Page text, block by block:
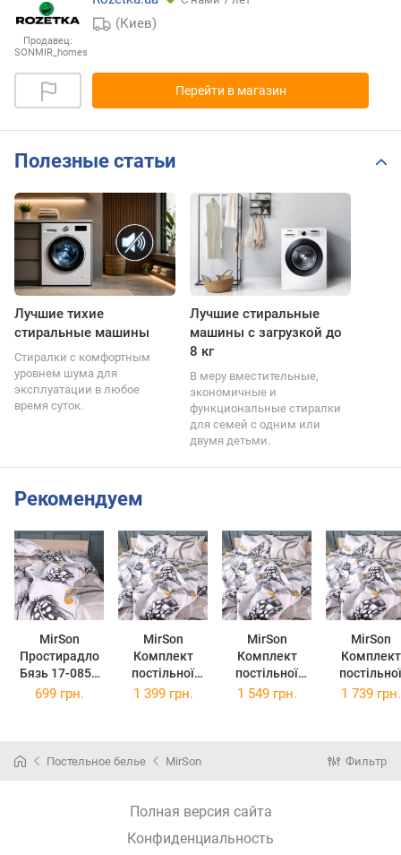
Продавец:
SONMIR_homes
(Киев)
Перейти в магазин
Полезные статьи
Лучшие тихие
стиральные машины
Стиралки с комфортным
уровнем шума для
эксплуатации в любое
время суток.
Лучшие стиральные
машины с загрузкой до
8 кг
В меру вместительные,
экономичные и
функциональные стиралки
для семей с одним или
двумя детьми.
Рекомендуем
MirSon
Простирадло
Бязь 17-0852
Avielle 220 х
MirSon
Комплект
постільної
білизни Бязь
MirSon
Комплект
постільної
білизни Бязь
MirSon
Комплект
постільної
білизни Бязь
699 грн. 1 399 грн. 1 549 грн. 1 739 грн.
Постельное белье MirSon Фильтр
Полная версия сайта
Конфиденциальность